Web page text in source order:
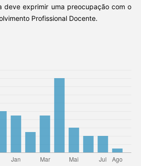
deve exprimir uma preocupação com o
Profissional Docente.